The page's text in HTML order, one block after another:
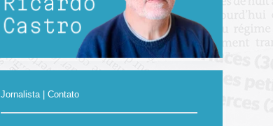
Jornalista | Contato